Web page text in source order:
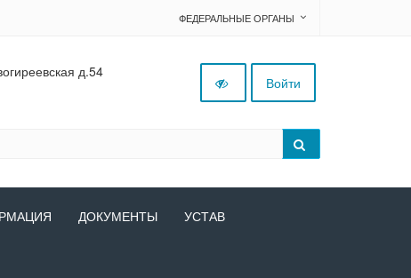
ФЕДЕРАЛЬНЫЕ ОРГАНЫ
д.54
Войти
ДОКУМЕНТЫ УСТАВ